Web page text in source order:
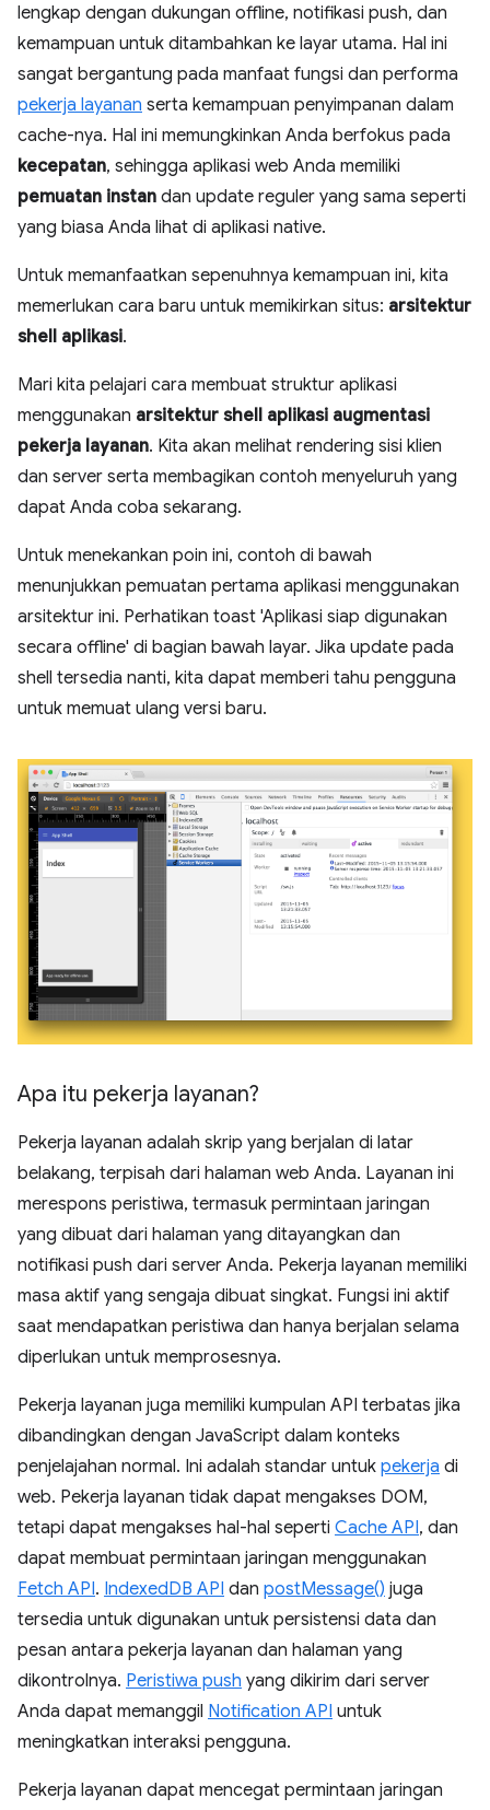
lengkap dengan dukungan offline, notifikasi push, dan
kemampuan untuk ditambahkan ke layar utama. Hal ini
sangat bergantung pada manfaat fungsi dan performa
pekerja layanan serta kemampuan penyimpanan dalam
cache-nya. Hal ini memungkinkan Anda berfokus pada
kecepatan, sehingga aplikasi web Anda memiliki
pemuatan instan dan update reguler yang sama seperti
yang biasa Anda lihat di aplikasi native.
Untuk memanfaatkan sepenuhnya kemampuan ini, kita
memerlukan cara baru untuk memikirkan situs: arsitektur
shell aplikasi.
Mari kita pelajari cara membuat struktur aplikasi
menggunakan arsitektur shell aplikasi augmentasi
pekerja layanan. Kita akan melihat rendering sisi klien
dan server serta membagikan contoh menyeluruh yang
dapat Anda coba sekarang.
Untuk menekankan poin ini, contoh di bawah
menunjukkan pemuatan pertama aplikasi menggunakan
arsitektur ini. Perhatikan toast 'Aplikasi siap digunakan
secara offline' di bagian bawah layar. Jika update pada
shell tersedia nanti, kita dapat memberi tahu pengguna
untuk memuat ulang versi baru.
Apa itu pekerja layanan?
Pekerja layanan adalah skrip yang berjalan di latar
belakang, terpisah dari halaman web Anda. Layanan ini
merespons peristiwa, termasuk permintaan jaringan
yang dibuat dari halaman yang ditayangkan dan
notifikasi push dari server Anda. Pekerja layanan memiliki
masa aktif yang sengaja dibuat singkat. Fungsi ini aktif
saat mendapatkan peristiwa dan hanya berjalan selama
diperlukan untuk memprosesnya.
Pekerja layanan juga memiliki kumpulan API terbatas jika
dibandingkan dengan JavaScript dalam konteks
penjelajahan normal. Ini adalah standar untuk pekerja di
web. Pekerja layanan tidak dapat mengakses DOM,
tetapi dapat mengakses hal-hal seperti Cache API, dan
dapat membuat permintaan jaringan menggunakan
Fetch API. IndexedDB API dan postMessage() juga
tersedia untuk digunakan untuk persistensi data dan
pesan antara pekerja layanan dan halaman yang
dikontrolnya. Peristiwa push yang dikirim dari server
Anda dapat memanggil Notification API untuk
meningkatkan interaksi pengguna.
Pekerja layanan dapat mencegat permintaan jaringan